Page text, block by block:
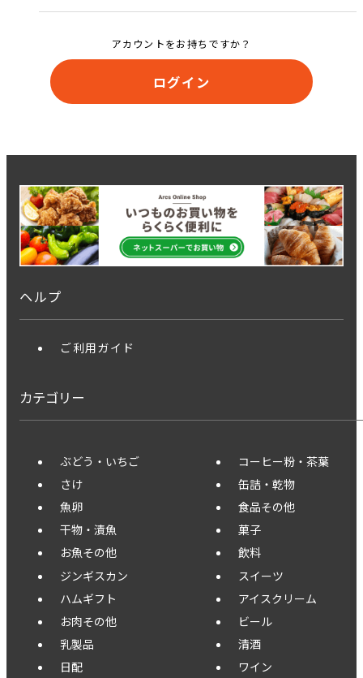
アカウントをお持ちですか？
ログイン
ヘルプ
ご利用ガイド
カテゴリー
ぶどう・いちご
さけ
魚卵
干物・漬魚
お魚その他
ジンギスカン
ハムギフト
お肉その他
乳製品
日配
コーヒー粉・茶葉
缶詰・乾物
食品その他
菓子
飲料
スイーツ
アイスクリーム
ビール
清酒
ワイン